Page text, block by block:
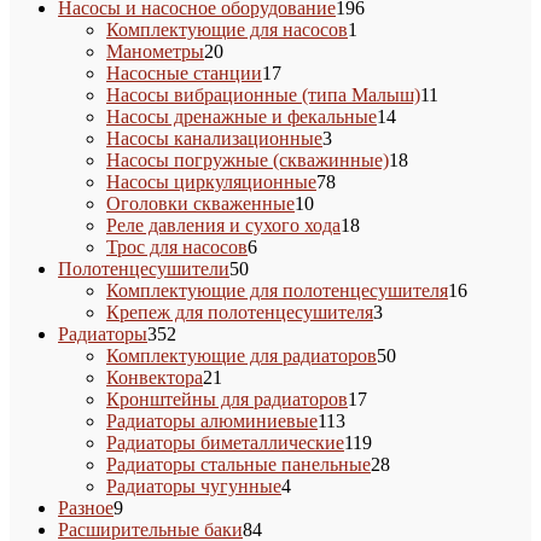
товара
Насосы и насосное оборудование196196
Комплектующие для насосов1
Манометры2020
товаров
Насосные станции1717
товаров
Насосы вибрационные (типа Малыш)11
Насосы дренажные и фекальные1414
Насосы канализационные33
товара
Насосы погружные (скважинные)1818
Насосы циркуляционные7878
Оголовки скваженные1010
товаров
Реле давления и сухого хода1818
Трос для насосов66
Полотенцесушители5050
товаров
Комплектующие для полотенцесушителя1616
Крепеж для полотенцесушителя33
Радиаторы352
товара
Комплектующие для радиаторов5050
Конвектора21
товар
Кронштейны для радиаторов1717
Радиаторы алюминиевые113113
товаров
Радиаторы биметаллические119119
товаров
Радиаторы стальные панельные2828
Радиаторы чугунные44
Разное99
товаров
Расширительные баки8484